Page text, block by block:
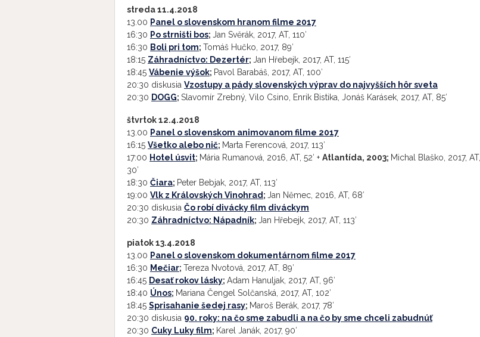
streda 11.4.2018
13.00 Panel o slovenskom hranom filme 2017
16:30 Po strništi bos; Jan Svěrák, 2017, AT, 110′
16:30 Boli pri tom; Tomáš Hučko, 2017, 89′
18:15 Záhradníctvo: Dezertér; Jan Hřebejk, 2017, AT, 115′
18:45 Vábenie výšok; Pavol Barabáš, 2017, AT, 100′
20:30 diskusia Vzostupy a pády slovenských výprav do najvyšších hôr sveta
20:30 DOGG; Slavomír Zrebný, Vilo Csino, Enrik Bistika, Jonáš Karásek, 2017, AT, 85′
štvrtok 12.4.2018
13.00 Panel o slovenskom animovanom filme 2017
16:15 Všetko alebo nič; Marta Ferencová, 2017, 113′
17:00 Hotel úsvit; Mária Rumanová, 2016, AT, 52′ + Atlantída, 2003; Michal Blaško, 2017, AT,
30′
18:30 Čiara; Peter Bebjak, 2017, AT, 113′
19:00 Vlk z Královských Vinohrad ; Jan Němec, 2016, AT, 68′
20:30 diskusia Čo robí divácky film diváckym
20:30 Záhradníctvo: Nápadník; Jan Hřebejk, 2017, AT, 113′
piatok 13.4.2018
13.00 Panel o slovenskom dokumentárnom filme 2017
16:30 Mečiar; Tereza Nvotová, 2017, AT, 89′
16:45 Desať rokov lásky; Adam Hanuljak, 2017, AT, 96′
18:40 Únos; Mariana Čengel Solčanská, 2017, AT, 102′
18:45 Sprisahanie šedej rasy; Maroš Berák, 2017, 78′
20:30 diskusia 90. roky: na čo sme zabudli a na čo by sme chceli zabudnúť
20:30 Cuky Luky film; Karel Janák, 2017, 90′